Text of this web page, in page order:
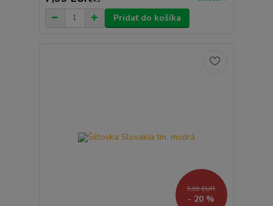
Pridať do košíka
9,99 EUR
- 20 %